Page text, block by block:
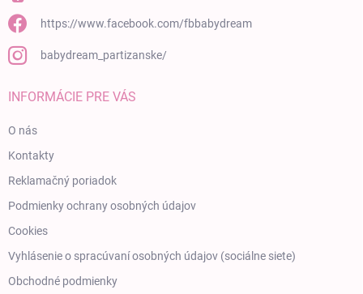
https://www.facebook.com/fbbabydream
babydream_partizanske/
INFORMÁCIE PRE VÁS
O nás
Kontakty
Reklamačný poriadok
Podmienky ochrany osobných údajov
Cookies
Vyhlásenie o spracúvaní osobných údajov (sociálne siete)
Obchodné podmienky